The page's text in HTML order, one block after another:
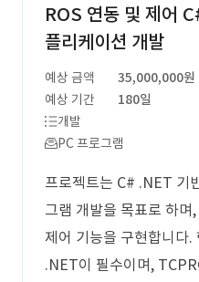
ROS 연동 및 제어
플리케이션 개발
예상 금액
35,000,000원
예상 기간
180일
개발
PC 프로그램
프로젝트는 C# .NET 기
그램 개발을 목표로 하며
제어 기능을 구현합니다
.NET이 필수이며,